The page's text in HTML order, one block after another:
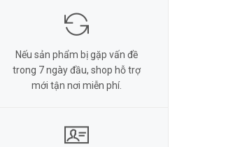
Nếu sản phẩm bị gặp vấn đề
trong 7 ngày đầu, shop hỗ trợ
mới tận nơi miễn phí.